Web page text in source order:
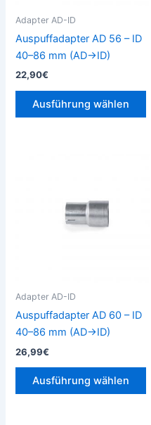
Adapter AD-ID
Auspuffadapter AD 56 – ID
40–86 mm (AD→ID)
22,90€
Ausführung wählen
Adapter AD-ID
Auspuffadapter AD 60 – ID
40–86 mm (AD→ID)
26,99€
Ausführung wählen